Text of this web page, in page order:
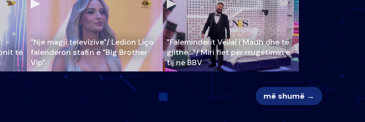
të
"Një magji televizive"/ Ledion Liço
falenderon stafin e "Big Brother
Vip"
"Faleminderit Vëllai i Madh dhe të
gjithë…"/ Miri flet për rrugëtimin e
tij në BBV
më shumë →